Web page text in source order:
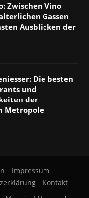
Zwischen Vino
Gassen
Ausblicken der
Die besten
und
der
Metropole
Impressum
Kontakt